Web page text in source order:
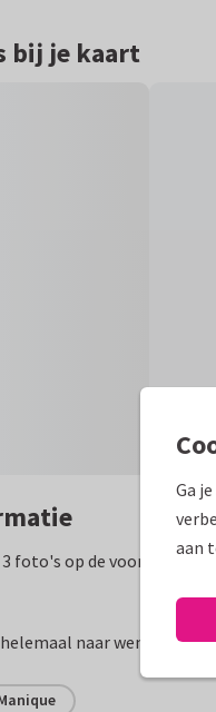
bij je kaart
op de voorkant en
naar wens aan te
Ga
aan